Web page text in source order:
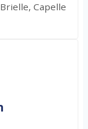
Capelle